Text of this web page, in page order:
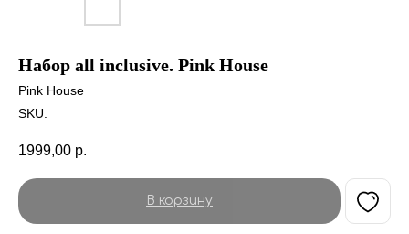
Набор all inclusive. Pink House
Pink House
SKU:
1999,00 р.
В корзину